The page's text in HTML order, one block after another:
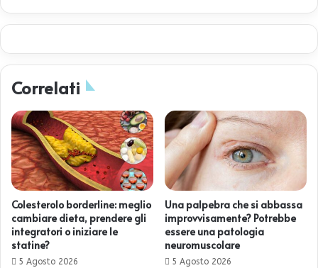
Correlati
Colesterolo borderline: meglio
cambiare dieta, prendere gli
integratori o iniziare le
statine?
5 Agosto 2026
Una palpebra che si abbassa
improvvisamente? Potrebbe
essere una patologia
neuromuscolare
5 Agosto 2026